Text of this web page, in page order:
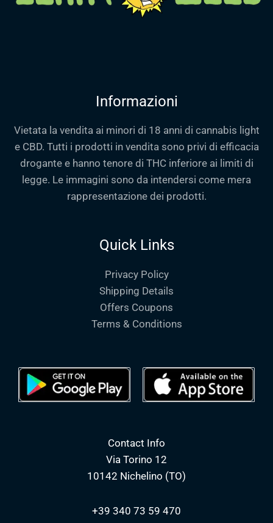
Informazioni
Vietata la vendita ai minori di 18 anni di cannabis light
e CBD. Tutti i prodotti in vendita sono privi di efficacia
drogante e hanno tenore di THC inferiore ai limiti di
legge. Le immagini sono da intendersi come mera
rappresentazione dei prodotti.
Quick Links
Privacy Policy
Shipping Details
Offers Coupons
Terms & Conditions
Contact Info
Via Torino 12
10142 Nichelino (TO)
+39 340 73 59 470